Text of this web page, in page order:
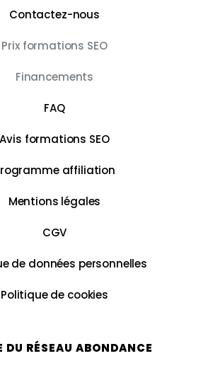
Contactez-nous
Prix formations SEO
Financements
FAQ
Avis formations SEO
affiliation
Mentions légales
CGV
de données personnelles
Politique de cookies
DU RÉSEAU ABONDANCE